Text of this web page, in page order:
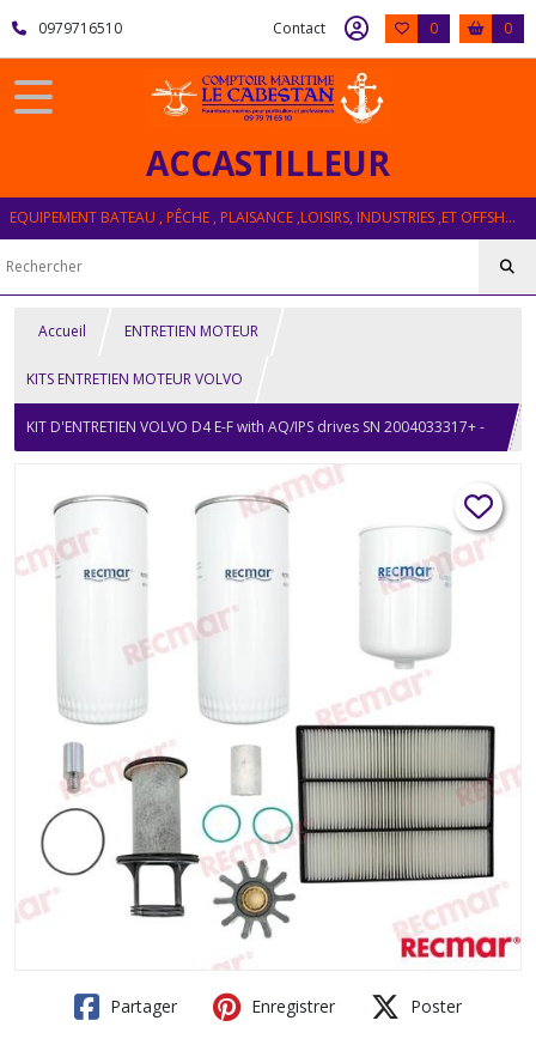
0979716510 Contact 0 0
ACCASTILLEUR
EQUIPEMENT BATEAU , PÊCHE , PLAISANCE ,LOISIRS, INDUSTRIES ,ET OFFSHORE
Accueil ENTRETIEN MOTEUR
KITS ENTRETIEN MOTEUR VOLVO
KIT D'ENTRETIEN VOLVO D4 E-F with AQ/IPS drives SN 2004033317+ -
Partager Enregistrer Poster